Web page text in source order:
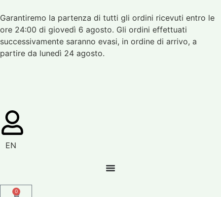
Garantiremo la partenza di tutti gli ordini ricevuti entro le
ore 24:00 di giovedì 6 agosto. Gli ordini effettuati
successivamente saranno evasi, in ordine di arrivo, a
partire da lunedì 24 agosto.
EN
0